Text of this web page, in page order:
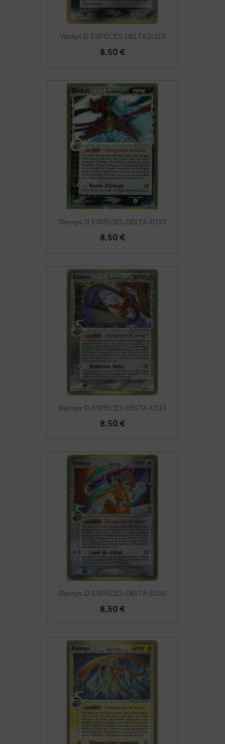
Vacilys D ESPÈCES DELTA 2/110
8,50 €
Deoxys D ESPÈCES DELTA 3/110
8,50 €
Deoxys D ESPÈCES DELTA 4/110
8,50 €
Deoxys D ESPÈCES DELTA 5/110
8,50 €